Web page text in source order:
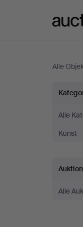
Alle
bei
Alle
Kunst
Alle